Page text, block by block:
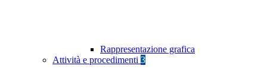
Rappresentazione grafica
Attività e procedimenti 3